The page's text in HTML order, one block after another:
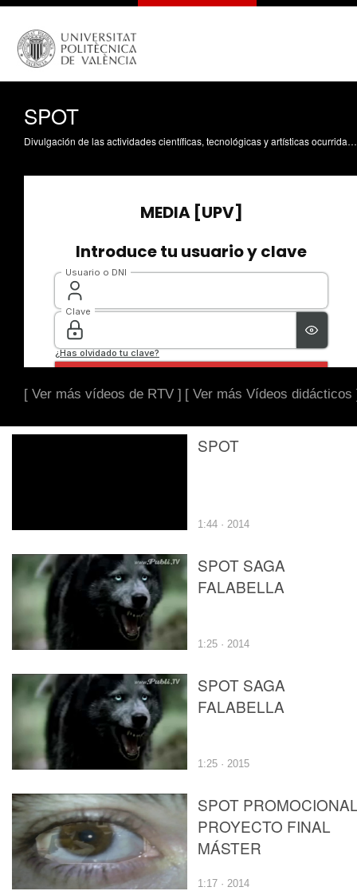
SPOT
Divulgación de las actividades científicas, tecnológicas y artísticas ocurridas en los tres campus de la UPV
[ Ver más vídeos de RTV ] [ Ver más Vídeos didácticos
SPOT
1:44 · 2014
SPOT SAGA
FALABELLA
1:25 · 2014
SPOT SAGA
FALABELLA
1:25 · 2015
SPOT
PROYECTO FINAL
MÁSTER
1:17 · 2014